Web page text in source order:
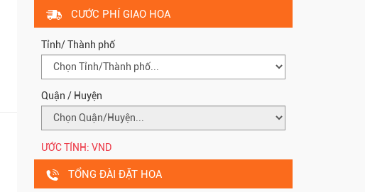
CƯỚC PHÍ GIAO HOA
Tỉnh/ Thành phố
Quận / Huyện
ƯỚC TÍNH: VND
TỔNG ĐÀI ĐẶT HOA